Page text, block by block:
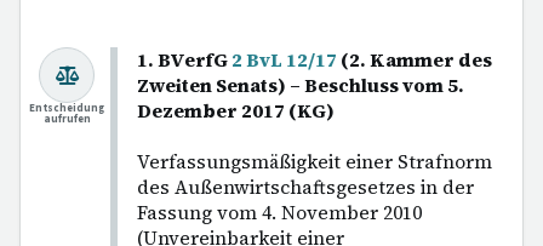
1. BVerfG2 BvL 12/17 (2. Kammer des
Zweiten Senats) – Beschluss vom 5.
Dezember 2017 (KG)
Verfassungsmäßigkeit einer Strafnorm
des Außenwirtschaftsgesetzes in der
Fassung vom 4. November 2010
(Unvereinbarkeit einer
Entscheidung
aufrufen